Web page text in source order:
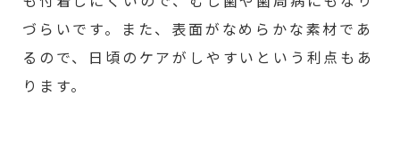
づらいです。また、表面がなめらかな素材であ
るので、日頃のケアがしやすいという利点もあ
ります。